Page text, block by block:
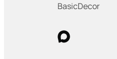
BasicDecor